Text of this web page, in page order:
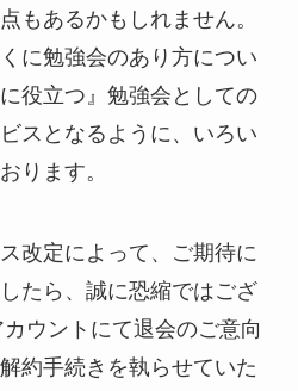
もあるかもしれません。
に勉強会のあり方につい
役立つ』勉強会としての
スとなるように、いろい
ります。
改定によって、ご期待に
たら、誠に恐縮ではござ
ウントにて退会のご意向
約手続きを執らせていた